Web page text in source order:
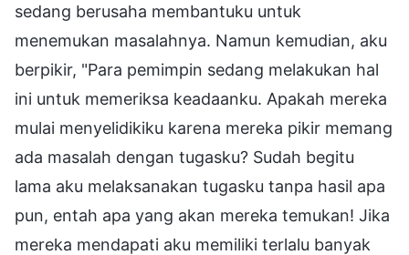
sedang berusaha membantuku untuk
menemukan masalahnya. Namun kemudian, aku
berpikir, "Para pemimpin sedang melakukan hal
ini untuk memeriksa keadaanku. Apakah mereka
mulai menyelidikiku karena mereka pikir memang
ada masalah dengan tugasku? Sudah begitu
lama aku melaksanakan tugasku tanpa hasil apa
pun, entah apa yang akan mereka temukan! Jika
mereka mendapati aku memiliki terlalu banyak